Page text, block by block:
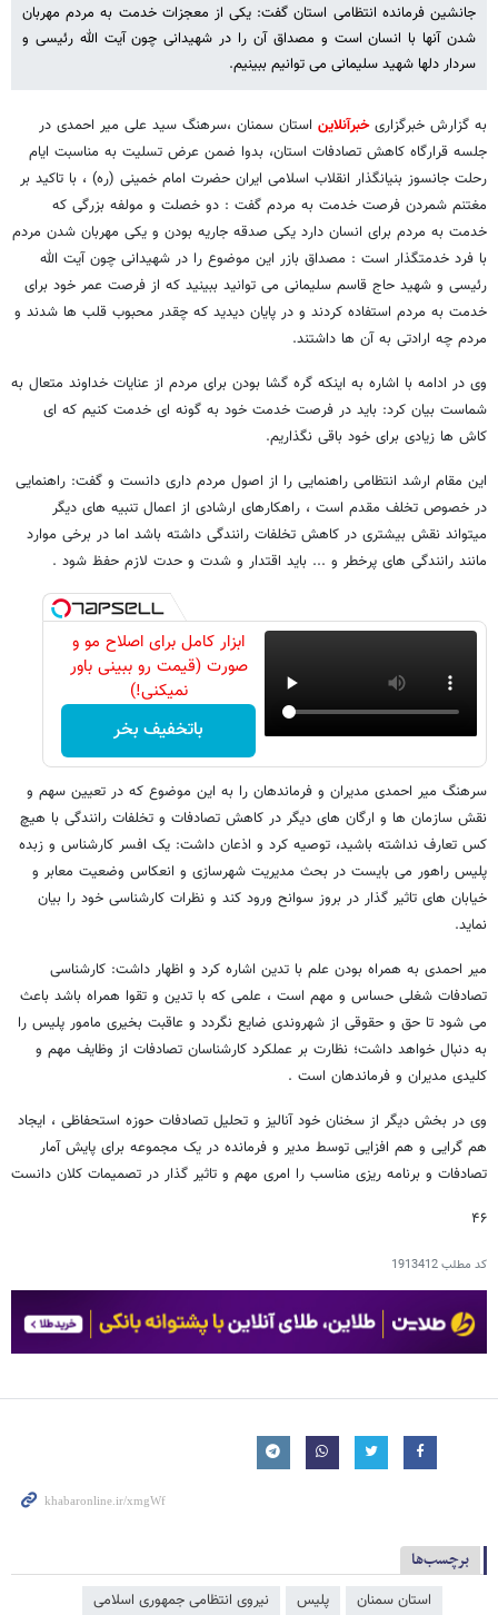
جانشین فرمانده انتظامی استان گفت: یکی از معجزات خدمت به مردم مهربان
شدن آنها با انسان است و مصداق آن را در شهیدانی چون آیت الله رئیسی و
سردار دلها شهید سلیمانی می توانیم ببینیم.
به گزارش خبرگزاریخبرآنلاین استان سمنان ،سرهنگ سید علی میر احمدی در
جلسه قرارگاه کاهش تصادفات استان، بدوا ضمن عرض تسلیت به مناسبت ایام
رحلت جانسوز بنیانگذار انقلاب اسلامی ایران حضرت امام خمینی (ره) ، با تاکید بر
مغتنم شمردن فرصت خدمت به مردم گفت : دو خصلت و مولفه بزرگی که
خدمت به مردم برای انسان دارد یکی صدقه جاریه بودن و یکی مهربان شدن مردم
با فرد خدمتگذار است : مصداق بازر این موضوع را در شهیدانی چون آیت الله
رئیسی و شهید حاج قاسم سلیمانی می توانید ببینید که از فرصت عمر خود برای
خدمت به مردم استفاده کردند و در پایان دیدید که چقدر محبوب قلب ها شدند و
مردم چه ارادتی به آن ها داشتند.
وی در ادامه با اشاره به اینکه گره گشا بودن برای مردم از عنایات خداوند متعال به
شماست بیان کرد: باید در فرصت خدمت خود به گونه ای خدمت کنیم که ای
کاش ها زیادی برای خود باقی نگذاریم.
این مقام ارشد انتظامی راهنمایی را از اصول مردم داری دانست و گفت: راهنمایی
در خصوص تخلف مقدم است ، راهکارهای ارشادی از اعمال تنبیه های دیگر
میتواند نقش بیشتری در کاهش تخلفات رانندگی داشته باشد اما در برخی موارد
مانند رانندگی های پرخطر و ... باید اقتدار و شدت و حدت لازم حفظ شود .
ابزار کامل برای اصلاح مو و
صورت (قیمت رو ببینی باور
نمیکنی!)
باتخفیف بخر
سرهنگ میر احمدی مدیران و فرماندهان را به این موضوع که در تعیین سهم و
نقش سازمان ها و ارگان های دیگر در کاهش تصادفات و تخلفات رانندگی با هیچ
کس تعارف نداشته باشید، توصیه کرد و اذعان داشت: یک افسر کارشناس و زبده
پلیس راهور می بایست در بحث مدیریت شهرسازی و انعکاس وضعیت معابر و
خیابان های تاثیر گذار در بروز سوانح ورود کند و نظرات کارشناسی خود را بیان
نماید.
میر احمدی به همراه بودن علم با تدین اشاره کرد و اظهار داشت: کارشناسی
تصادفات شغلی حساس و مهم است ، علمی که با تدین و تقوا همراه باشد باعث
می شود تا حق و حقوقی از شهروندی ضایع نگردد و عاقبت بخیری مامور پلیس را
به دنبال خواهد داشت؛ نظارت بر عملکرد کارشناسان تصادفات از وظایف مهم و
کلیدی مدیران و فرماندهان است .
وی در بخش دیگر از سخنان خود آنالیز و تحلیل تصادفات حوزه استحفاظی ، ایجاد
هم گرایی و هم افزایی توسط مدیر و فرمانده در یک مجموعه برای پایش آمار
تصادفات و برنامه ریزی مناسب را امری مهم و تاثیر گذار در تصمیمات کلان دانست
۴۶
کد مطلب1913412
برچسب‌ها
استان سمنان پلیس نیروی انتظامی جمهوری اسلامی